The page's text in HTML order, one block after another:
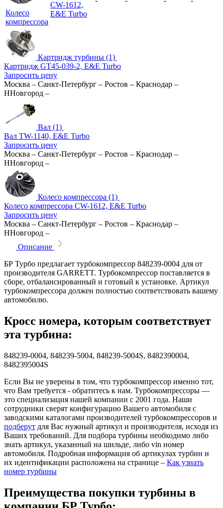
Колесо
компрессора
CW-1612,
E&E Turbo
Картридж турбины (1)
Картридж GT45-039-2, E&E Turbo
Запросить цену
Москва – Санкт-Петербург – Ростов – Краснодар –
ННовгород –
Вал (1)
Вал TW-1140, E&E Turbo
Запросить цену
Москва – Санкт-Петербург – Ростов – Краснодар –
ННовгород –
Колесо компрессора (1)
Колесо компрессора CW-1612, E&E Turbo
Запросить цену
Москва – Санкт-Петербург – Ростов – Краснодар –
ННовгород –
Описание
БР Турбо предлагает турбокомпрессор 848239-0004 для от
производителя GARRETT. Турбокомпрессор поставляется в
сборе, отбалансированный и готовый к установке. Артикул
турбокомпрессора должен полностью соответствовать вашему
автомобилю.
Кросс номера, которым соответствует
эта турбина:
848239-0004, 848239-5004, 848239-5004S, 8482390004,
8482395004S
Если Вы не уверены в том, что турбокомпрессор именно тот,
что Вам требуется - обратитесь к нам. Турбокомпрессоры —
это специализация нашей компании с 2001 года. Наши
сотрудники сверят конфигурацию Вашего автомобиля с
заводскими каталогами производителей турбокомпрессоров и
подберут для Вас нужный артикул и производителя, исходя из
Ваших требований. Для подбора турбины необходимо либо
знать артикул, указанный на шильде, либо vin номер
автомобиля. Подробная информация об артикулах турбин и
их идентификации расположена на странице – Как узнать
номер турбины
Преимущества покупки турбины в